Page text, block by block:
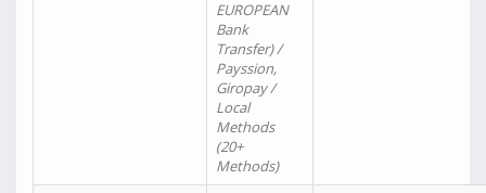
EUROPEAN
Bank
Transfer) /
Payssion,
Giropay /
Local
Methods
(20+
Methods)